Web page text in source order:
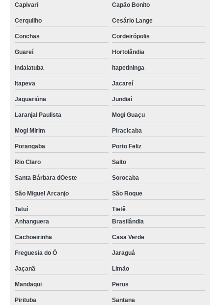
Capivari Capão Bonito
Cerquilho Cesário Lange
Conchas Cordeirópolis
Guareí Hortolândia
Indaiatuba Itapetininga
Itapeva Jacareí
Jaguariúna Jundiaí
Laranjal Paulista Mogi Guaçu
Mogi Mirim Piracicaba
Porangaba Porto Feliz
Rio Claro Salto
Santa Bárbara dOeste Sorocaba
São Miguel Arcanjo São Roque
Tatuí
Tietê
Anhanguera
Brasilândia
Cachoeirinha Casa Verde
Freguesia do Ó Jaraguá
Jaçanã Limão
Mandaqui Perus
Pirituba Santana